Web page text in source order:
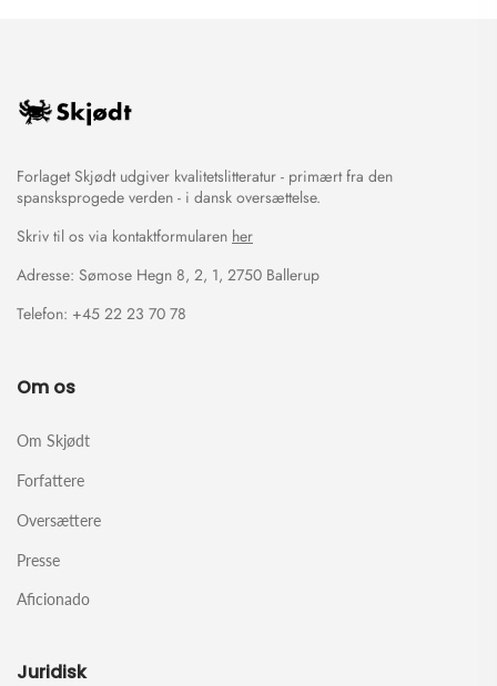
Forlaget Skjødt udgiver kvalitetslitteratur - primært fra den
spansksprogede verden - i dansk oversættelse.
Skriv til os via kontaktformularen her
Adresse: Sømose Hegn 8, 2, 1, 2750 Ballerup
Telefon: +45 22 23 70 78
Om os
Om Skjødt
Forfattere
Oversættere
Presse
Aficionado
Juridisk